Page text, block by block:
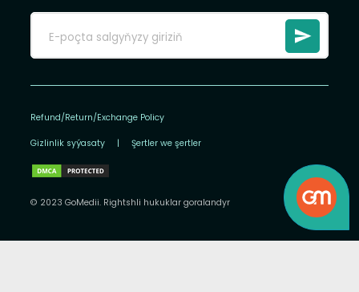
Refund/Return/Exchange Policy
Gizlinlik syýasaty | Şertler we şertler
© 2023 GoMedii. Rightshli hukuklar goralandyr